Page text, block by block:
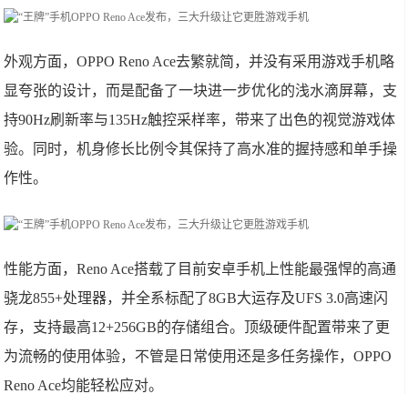
外观方面，OPPO Reno Ace去繁就简，并没有采用游戏手机略
显夸张的设计，而是配备了一块进一步优化的浅水滴屏幕，支
持90Hz刷新率与135Hz触控采样率，带来了出色的视觉游戏体
验。同时，机身修长比例令其保持了高水准的握持感和单手操
作性。
性能方面，Reno Ace搭载了目前安卓手机上性能最强悍的高通
骁龙855+处理器，并全系标配了8GB大运存及UFS 3.0高速闪
存，支持最高12+256GB的存储组合。顶级硬件配置带来了更
为流畅的使用体验，不管是日常使用还是多任务操作，OPPO
Reno Ace均能轻松应对。